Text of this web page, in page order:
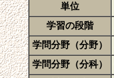
単位
学習の段階
学問分野（分野）
学問分野（分科）